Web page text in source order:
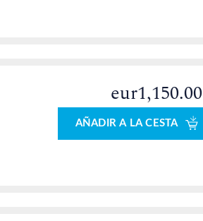
eur1,150.00
AÑADIR A LA CESTA